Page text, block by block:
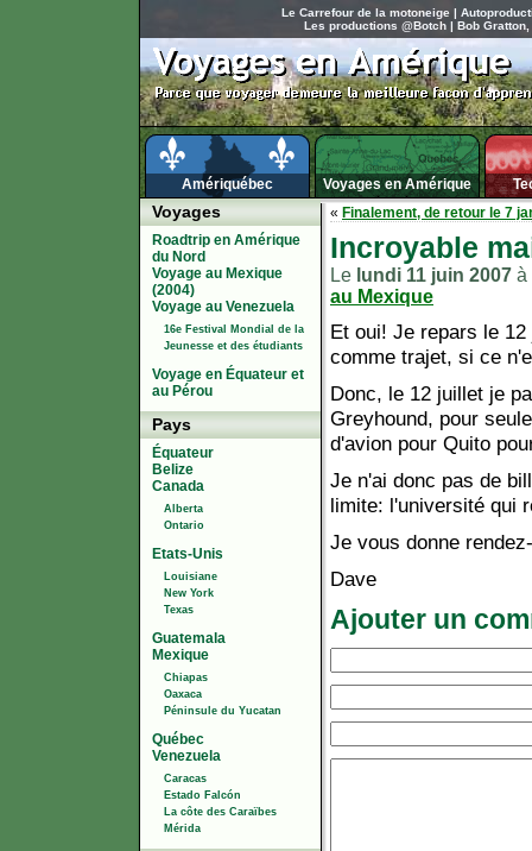
Le Carrefour de la motoneige |
Les productions @Botch| Bob
Amériquébec Voyages en Amérique
« Finalement, de retour le 7
Incroyable
Le lundi 11 juin 2007 à
au Mexique
Et oui! Je repars le
comme trajet, si ce
Donc, le 12 juillet je
Greyhound, pour
d'avion pour Quito
Je n'ai donc pas de
limite: l'université qui
Je vous donne
Dave
Ajouter un
Voyages
Roadtrip en Amérique
du Nord
Voyage au Mexique
(2004)
Voyage au Venezuela
16e Festival Mondial de la
Jeunesse et des étudiants
Voyage en Équateur et
au Pérou
Pays
Équateur
Belize
Canada
Alberta
Ontario
Etats-Unis
Louisiane
New York
Texas
Guatemala
Mexique
Chiapas
Oaxaca
Péninsule du Yucatan
Québec
Venezuela
Caracas
Estado Falcón
La côte des Caraïbes
Mérida